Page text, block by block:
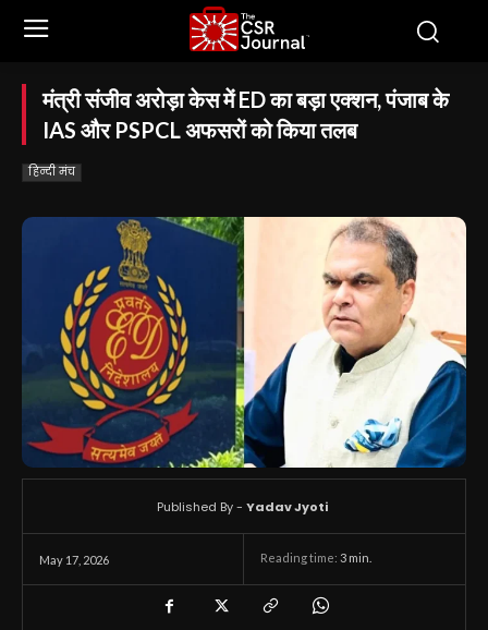
मंत्री संजीव अरोड़ा केस में ED का बड़ा एक्शन, पंजाब के
IAS और PSPCL अफसरों को किया तलब
हिन्दी मंच
May 17, 2026 Reading time: 3 min.
Published By - Yadav Jyoti